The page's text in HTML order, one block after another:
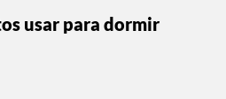
usar para dormir